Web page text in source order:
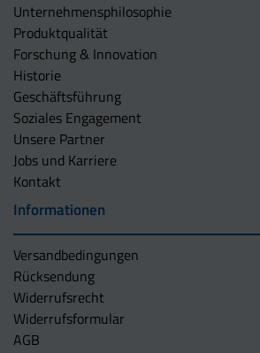
Unternehmens­philosophie
Produktqualität
Forschung & Innovation
Historie
Geschäftsführung
Soziales Engagement
Unsere Partner
Jobs und Karriere
Kontakt
Informationen
Versandbedingungen
Rücksendung
Widerrufsrecht
Widerrufsformular
AGB